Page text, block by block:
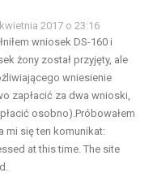
2017 o 23:16
wniosek DS-160 i
żony został przyjęty, ale
wniesienie
zapłacić za dwa wnioski,
osobno).Próbowałem
mi się ten komunikat:
at this time. The site